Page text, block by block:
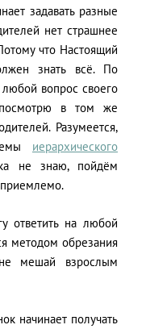
задавать разные
нет страшнее
что Настоящий
знать всё. По
вопрос своего
в том же
Разумеется,
иерархического
не знаю, пойдём
ответить на любой
методом обрезания
мешай взрослым
начинает получать